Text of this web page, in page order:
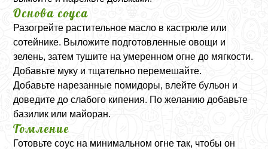
Основа соуса
Разогрейте растительное масло в кастрюле или
сотейнике. Выложите подготовленные овощи и
зелень, затем тушите на умеренном огне до мягкости.
Добавьте муку и тщательно перемешайте.
Добавьте нарезанные помидоры, влейте бульон и
доведите до слабого кипения. По желанию добавьте
базилик или майоран.
Томление
Готовьте соус на минимальном огне так, чтобы он